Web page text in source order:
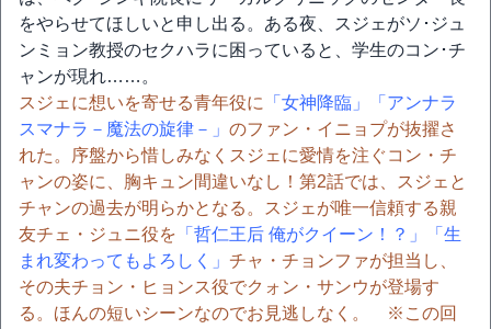
をやらせてほしいと申し出る。ある夜、スジェがソ･ジュ
ンミョン教授のセクハラに困っていると、学生のコン･チ
ャンが現れ……。
スジェに想いを寄せる青年役に
「女神降臨」
「アンナラ
スマナラ－魔法の旋律－」 のファン・イニョプが抜擢さ
れた。序盤から惜しみなくスジェに愛情を注ぐコン・チ
ャンの姿に、胸キュン間違いなし！第2話では、スジェと
チャンの過去が明らかとなる。スジェが唯一信頼する親
友チェ・ジュニ役を 「哲仁王后 俺がクイーン！？」
「生
まれ変わってもよろしく」 チャ・チョンファが担当し、
その夫チョン・ヒョンス役でクォン・サンウが登場す
る。ほんの短いシーンなのでお見逃しなく。 ※この回